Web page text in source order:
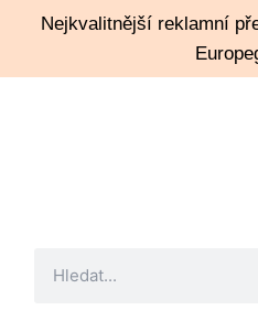
Nejkvalitnější reklamní